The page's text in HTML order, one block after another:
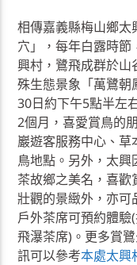
相傳嘉義縣梅山鄉
穴」，每年白露時
興村，鷺飛成群於
殊生態景象「萬鷺朝
30日約下午5點半左
2個月，喜愛賞鳥的
巖遊客服務中心、
鳥地點。另外，太
茶故鄉之美名，喜
壯觀的景緻外，亦可
戶外茶席可預約體驗
飛瀑茶席)。更多賞
訊可以參考本處太興